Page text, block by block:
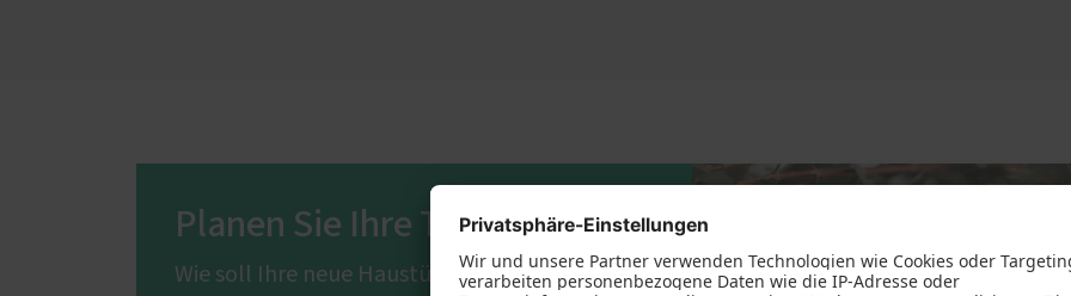
Planen Sie Ihre Traumhaustür
Wie soll Ihre neue Haustür aussehen? Und was